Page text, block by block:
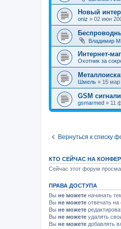
Новый
oniz » 02 июн
Владимир
Интернет-
Охотник за
Шмель » 15 мар
GSM
gsmarmed » 11
Вернуться к списку
КТО СЕЙЧАС НА
Сейчас этот форум
ПРАВА ДОСТУПА
Вы не можете начинать
Вы не можете отвечать
Вы не можете
Вы не можете удалять
Вы не можете добавлять